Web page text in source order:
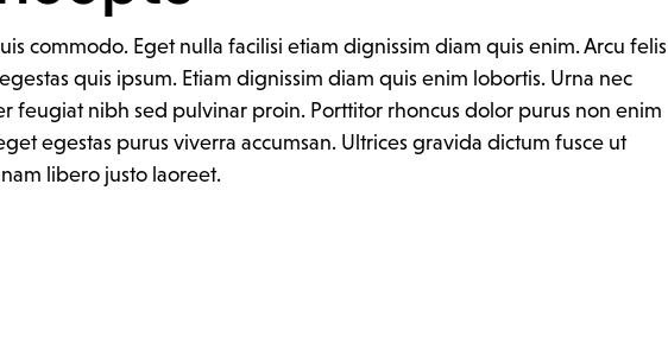
commodo. Eget nulla facilisi etiam dignissim diam quis enim. Arcu felis
quis ipsum. Etiam dignissim diam quis enim lobortis. Urna nec
feugiat nibh sed pulvinar proin. Porttitor rhoncus dolor purus non enim
egestas purus viverra accumsan. Ultrices gravida dictum fusce ut
libero justo laoreet.